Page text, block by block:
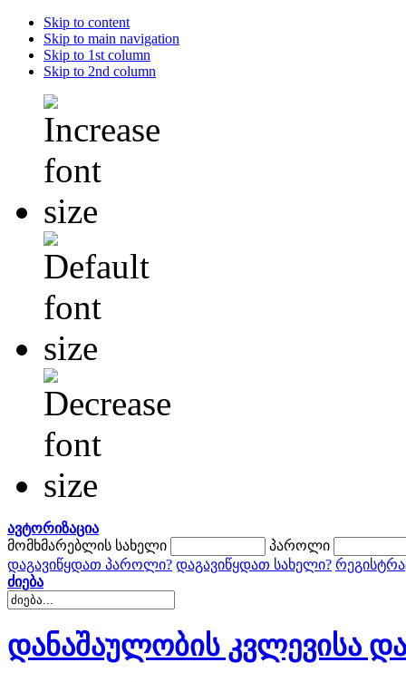
Skip to content
Skip to main navigation
Skip to 1st column
Skip to 2nd column
ავტორიზაცია
მომხმარებლის სახელი
პაროლი
დაგავიწყდათ პაროლი? დაგავიწყდათ სახელი?
ძიება
დანაშაულობის კვლევისა